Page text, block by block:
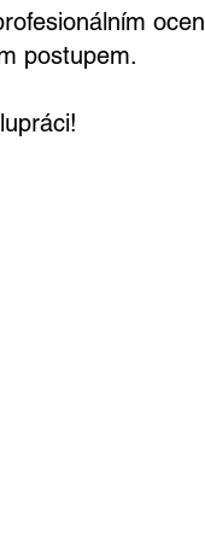
postupem.